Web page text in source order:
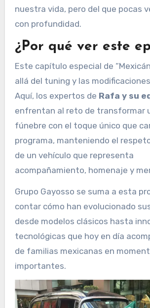
nuestra vida, pero del que pocas
con profundidad.
¿Por qué ver este
Este capítulo especial de
allá del tuning y las
Aquí, los expertos de Rafa y su
enfrentan al reto de transformar
fúnebre con el toque único que
programa, manteniendo el
de un vehículo que representa
acompañamiento, homenaje y
Grupo Gayosso se suma a esta
contar cómo han evolucionado
desde modelos clásicos hasta
tecnológicas que hoy en día
de familias mexicanas en
importantes.